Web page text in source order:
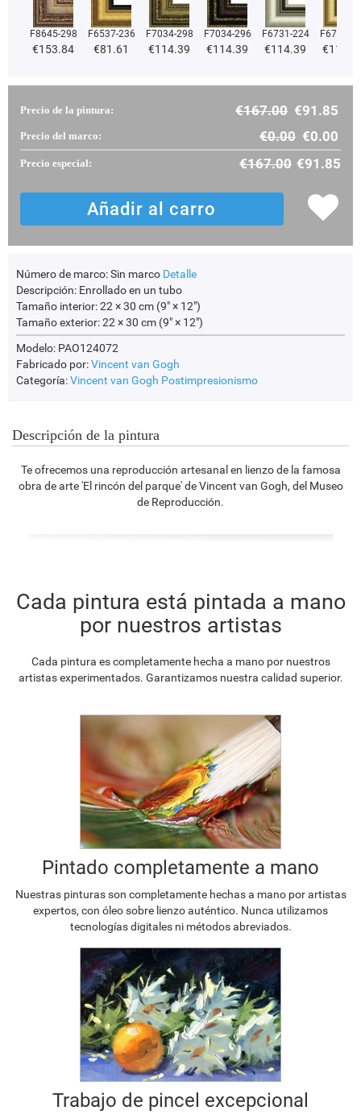
F8645-298
€153.84
F6537-236
€81.61
F7034-298
€114.39
F7034-296
€114.39
F6731-224
€114.39
F6731-
€
Precio de la pintura: €167.00 €91.85
Precio del marco: €0.00 €0.00
Precio especial: €167.00 €91.85
Número de marco:Sin marco Detalle
Descripción: Enrollado en un tubo
Tamaño interior:22 × 30 cm (9" × 12")
Tamaño exterior:22 × 30 cm (9" × 12")
Modelo: PAO124072
Fabricado por:Vincent van Gogh
Categoría:Vincent van Gogh Postimpresionismo
Descripción de la pintura
Te ofrecemos una reproducción artesanal en lienzo de la famosa
obra de arte 'El rincón del parque' de Vincent van Gogh, del Museo
de Reproducción.
Cada pintura está pintada a mano
por nuestros artistas
Cada pintura es completamente hecha a mano por nuestros
artistas experimentados. Garantizamos nuestra calidad superior.
Pintado completamente a mano
Nuestras pinturas son completamente hechas a mano por artistas
expertos, con óleo sobre lienzo auténtico. Nunca utilizamos
tecnologías digitales ni métodos abreviados.
Trabajo de pincel excepcional